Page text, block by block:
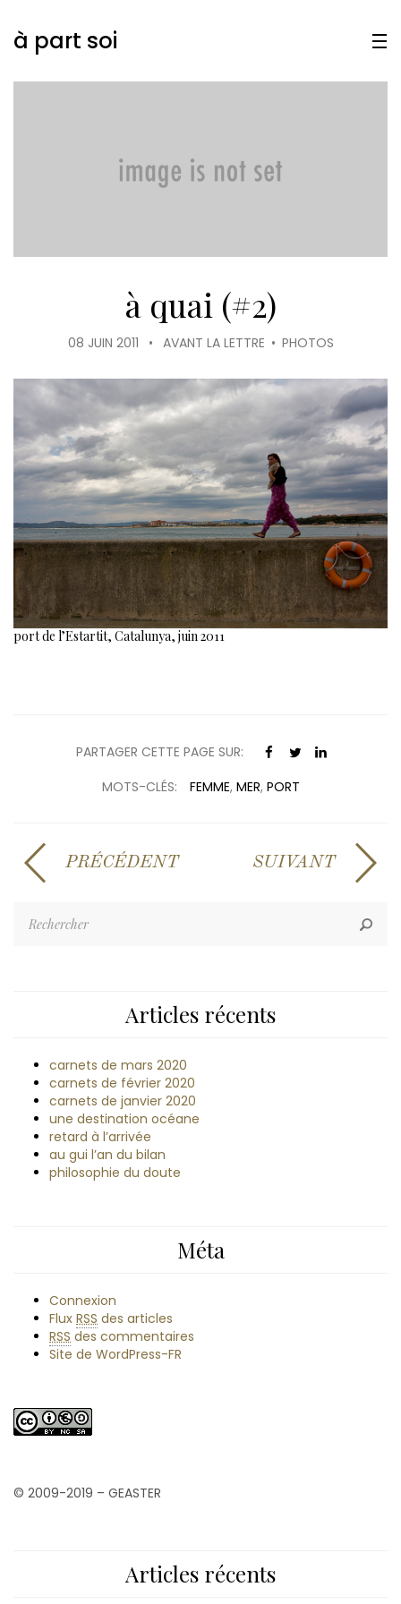
à part soi
à quai (#2)
08 JUIN 2011 • AVANT LA LETTRE • PHOTOS
port de l’Estartit, Catalunya, juin 2011
PARTAGER CETTE PAGE SUR:
MOTS-CLÉS:
FEMME, MER, PORT
PRÉCÉDENT SUIVANT
Articles récents
carnets de mars 2020
carnets de février 2020
carnets de janvier 2020
une destination océane
retard à l’arrivée
au gui l’an du bilan
philosophie du doute
Méta
Connexion
Flux RSS des articles
RSS des commentaires
Site de WordPress-FR
© 2009-2019 – GEASTER
Articles récents